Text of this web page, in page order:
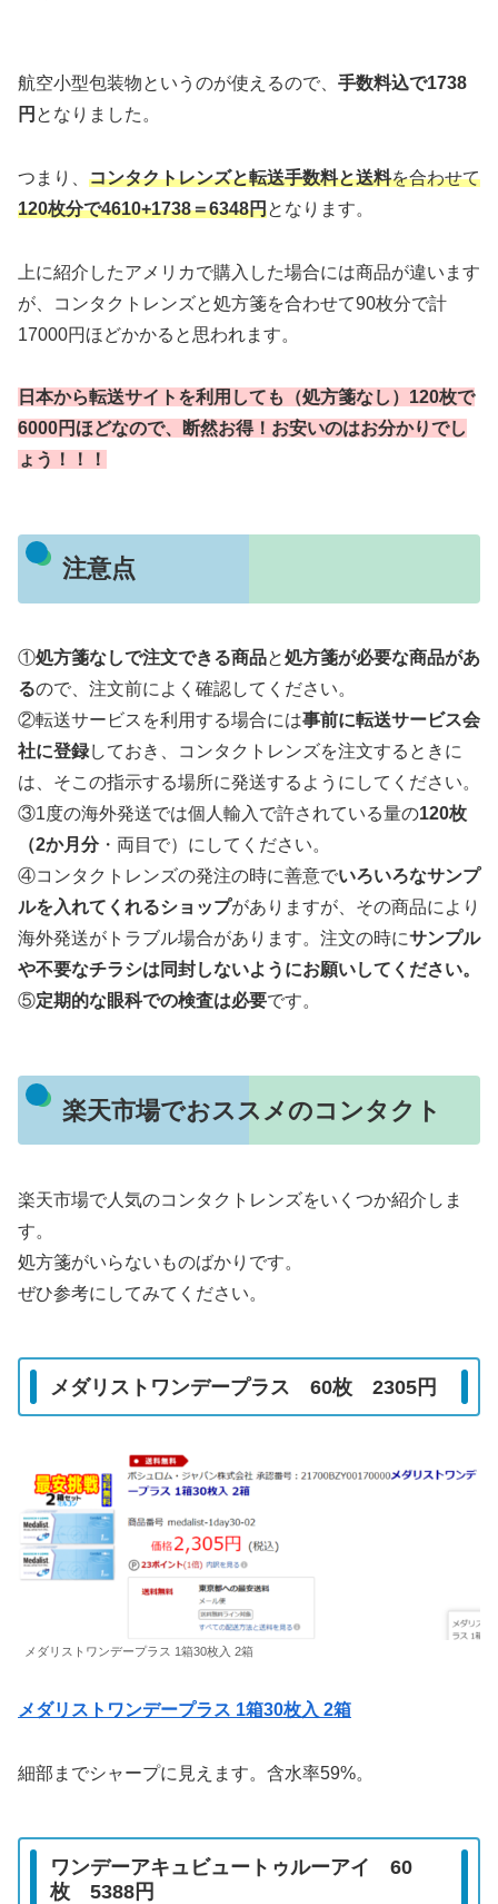
航空小型包装物というのが使えるので、 手数料込で1738
円 となりました。
つまり、 コンタクトレンズと転送手数料と送料を合わせて
120枚分で4610+1738＝6348円となります。
上に紹介したアメリカで購入した場合には商品が違います
が、コンタクトレンズと処方箋を合わせて90枚分で計
17000円ほどかかると思われます。
日本から転送サイトを利用しても（処方箋なし）120枚で
6000円ほどなので、断然お得！お安いのはお分かりでし
ょう！！！
注意点
①処方箋なしで注文できる商品と処方箋が必要な商品があ
るので、注文前によく確認してください。
②転送サービスを利用する場合には事前に転送サービス会
社に登録しておき、コンタクトレンズを注文するときに
は、そこの指示する場所に発送するようにしてください。
③1度の海外発送では個人輸入で許されている量の120枚
（2か月分・両目で）にしてください。
④コンタクトレンズの発注の時に善意でいろいろなサンプ
ルを入れてくれるショップがありますが、その商品により
海外発送がトラブル場合があります。注文の時にサンプル
や不要なチラシは同封しないようにお願いしてください。
⑤定期的な眼科での検査は必要です。
楽天市場でおススメのコンタクト
楽天市場で人気のコンタクトレンズをいくつか紹介しま
す。
処方箋がいらないものばかりです。
ぜひ参考にしてみてください。
メダリストワンデープラス 60枚 2305円
メダリストワンデープラス 1箱30枚入 2箱
メダリストワンデープラス 1箱30枚入 2箱
細部までシャープに見えます。含水率59%。
ワンデーアキュビュートゥルーアイ 60
枚 5388円